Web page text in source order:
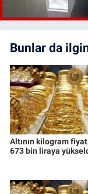
Bunlar da
Altının kilogram
673 bin liraya